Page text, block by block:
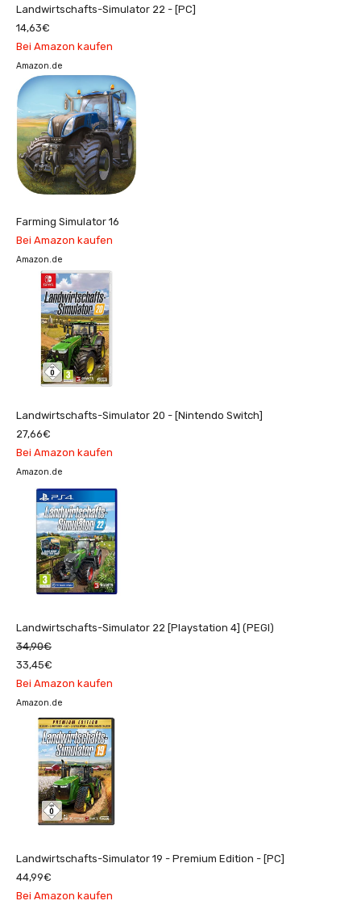
Landwirtschafts-Simulator 22 - [PC]
14,63€
Bei Amazon kaufen
Amazon.de
Farming Simulator 16
Bei Amazon kaufen
Amazon.de
Landwirtschafts-Simulator 20 - [Nintendo Switch]
27,66€
Bei Amazon kaufen
Amazon.de
Landwirtschafts-Simulator 22 [Playstation 4] (PEGI)
34,90€
33,45€
Bei Amazon kaufen
Amazon.de
Landwirtschafts-Simulator 19 - Premium Edition - [PC]
44,99€
Bei Amazon kaufen